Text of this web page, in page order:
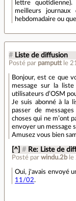
lettre
meilleurs
hebdomadaire ou
# Liste de diffusion
Posté par pamputt le
Bonjour, est ce que
message sur la
utilisateurs d’OSM
Je suis abonné à la
passer de
choses qui ne m’ont
envoyer un message
Amusez vous bien
[^] # Re: Liste de
Posté parwindu.2b
Oui, j'avais envoyé
11/02.